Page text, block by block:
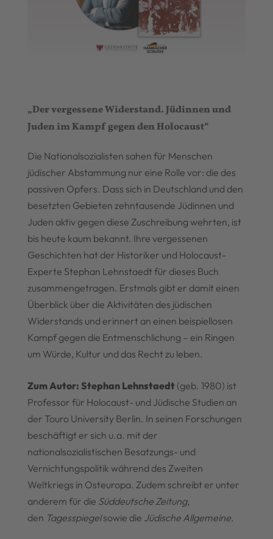
„Der vergessene Widerstand. Jüdinnen und
Juden im Kampf gegen den Holocaust“
Die Nationalsozialisten sahen für Menschen
jüdischer Abstammung nur eine Rolle vor: die des
passiven Opfers. Dass sich in Deutschland und den
besetzten Gebieten zehntausende Jüdinnen und
Juden aktiv gegen diese Zuschreibung wehrten, ist
bis heute kaum bekannt. Ihre vergessenen
Geschichten hat der Historiker und Holocaust-
Experte Stephan Lehnstaedt für dieses Buch
zusammengetragen. Erstmals gibt er damit einen
Überblick über die Aktivitäten des jüdischen
Widerstands und erinnert an einen beispiellosen
Kampf gegen die Entmenschlichung – ein Ringen
um Würde, Kultur und das Recht zu leben.
Zum Autor: Stephan Lehnstaedt(geb. 1980) ist
Professor für Holocaust- und Jüdische Studien an
der Touro University Berlin. In seinen Forschungen
beschäftigt er sich u.a. mit der
nationalsozialistischen Besatzungs- und
Vernichtungspolitik während des Zweiten
Weltkriegs in Osteuropa. Zudem schreibt er unter
anderem für die Süddeutsche Zeitung,
den Tagesspiegelsowie die Jüdische Allgemeine.